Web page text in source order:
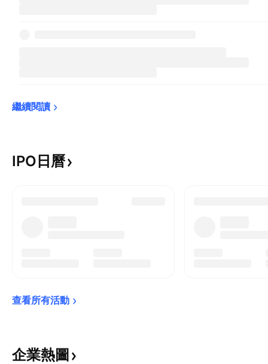
繼續閱讀
IPO日曆
查看所有活動
企業熱圖